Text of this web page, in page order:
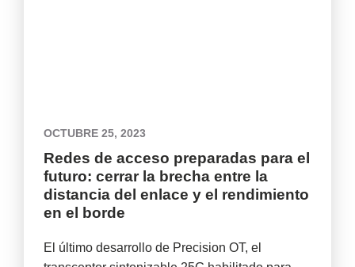
Redes de acceso preparadas para el
futuro: cerrar la brecha entre la
distancia del enlace y el rendimiento
en el borde
OCTUBRE 25, 2023
El último desarrollo de Precision OT, el